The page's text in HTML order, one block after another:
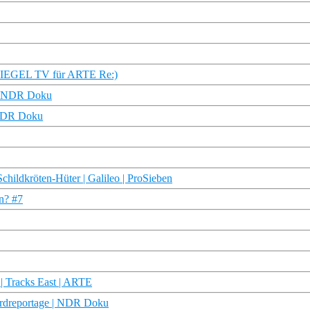
TV für ARTE Re:)
Doku
Doku
Hüter | Galileo | ProSieben
#7
Tracks East | ARTE
| NDR Doku